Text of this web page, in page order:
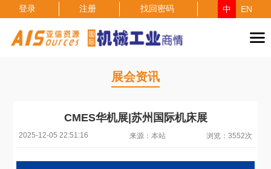
登录 注册 找回密码 中 EN
展会资讯
CMES华机展|苏州国际机床展
2025-12-05 22:51:16 来源：本站 浏览：3552次